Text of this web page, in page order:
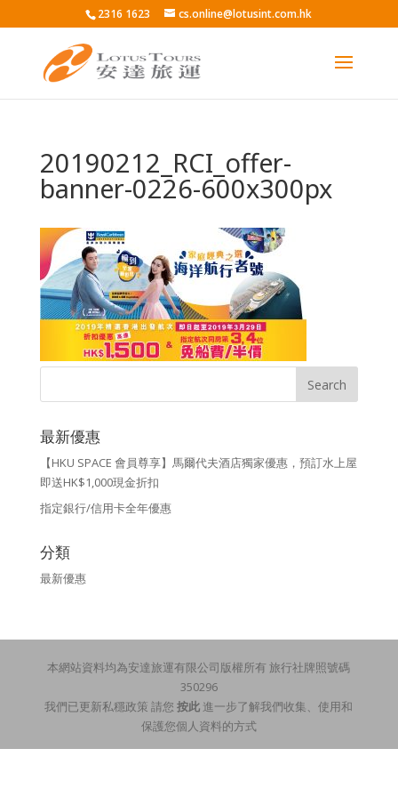
2316 1623 cs.online@lotusint.com.hk
20190212_RCI_offer-
banner-0226-600x300px
最新優惠
【HKU SPACE 會員尊享】馬爾代夫酒店獨家優惠，預訂水上屋
即送HK$1,000現金折扣
指定銀行/信用卡全年優惠
分類
最新優惠
本網站資料均為安達旅運有限公司版權所有 旅行社牌照號碼
350296
我們已更新私穩政策 請您按此 進一步了解我們收集、使用和
保護您個人資料的方式